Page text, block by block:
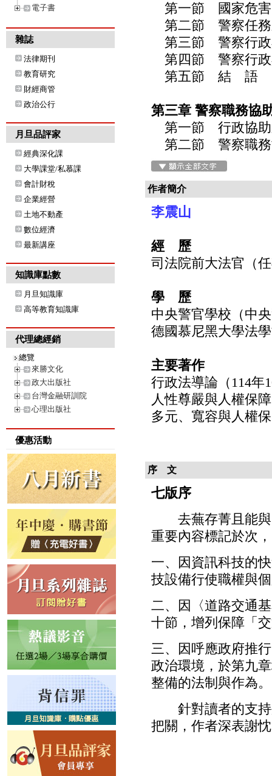
電子書
雜誌
法律期刊
教育研究
財經商管
政治公行
月旦品評家
經典深化課
大學課堂/私慕課
會計財稅
企業經營
土地不動產
數位經濟
最新講座
知識庫點數
月旦知識庫
高等教育知識庫
代理總經銷
總覽
來勝文化
政大出版社
台灣金融研訓院
心理出版社
優惠活動
第一節 國家危害
第二節 警察任務
第三節 警察行政
第四節 警察行政
第五節 結 語
第三章 警察職務協
第一節 行政協助
第二節 警察職務
作者簡介
李震山
經 歷
司法院前大法官（
學 歷
中央警官學校（中
德國慕尼黑大學法
主要著作
行政法導論（114年
人性尊嚴與人權保
多元、寬容與人權
序 文
七版序
去蕪存菁且能與
重要內容標記於次
一、因資訊科技的
技設備行使職權與
二、因〈道路交通
十節，增列保障「
三、因呼應政府推
政治環境，於第九
整備的法制與作為。
針對讀者的支持
把關，作者深表謝